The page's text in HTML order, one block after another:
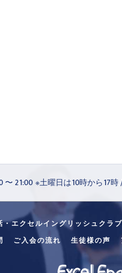
〜 21:00 ※土曜日は10時から17
・エクセルイングリッシュクラ
ご入会の流れ 生徒様の声